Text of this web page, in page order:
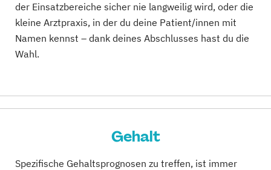
der Einsatzbereiche sicher nie langweilig wird, oder die
kleine Arztpraxis, in der du deine Patient/innen mit
Namen kennst – dank deines Abschlusses hast du die
Wahl.
Gehalt
Spezifische Gehaltsprognosen zu treffen, ist immer